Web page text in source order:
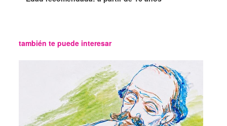
también te puede interesar